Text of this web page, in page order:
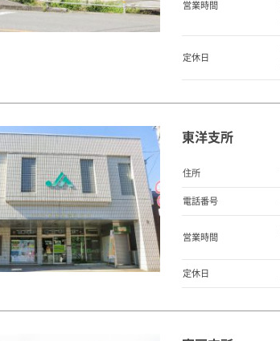
営業時間
定休日
東洋支所
住所
電話番号
営業時間
定休日